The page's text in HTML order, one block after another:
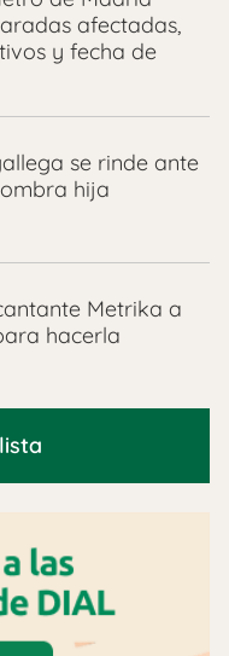
afectadas,
y fecha de
se rinde ante
hija
Metrika a
hacerla